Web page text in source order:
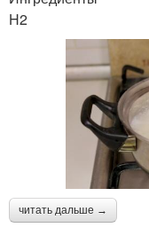
H2
читать дальше →